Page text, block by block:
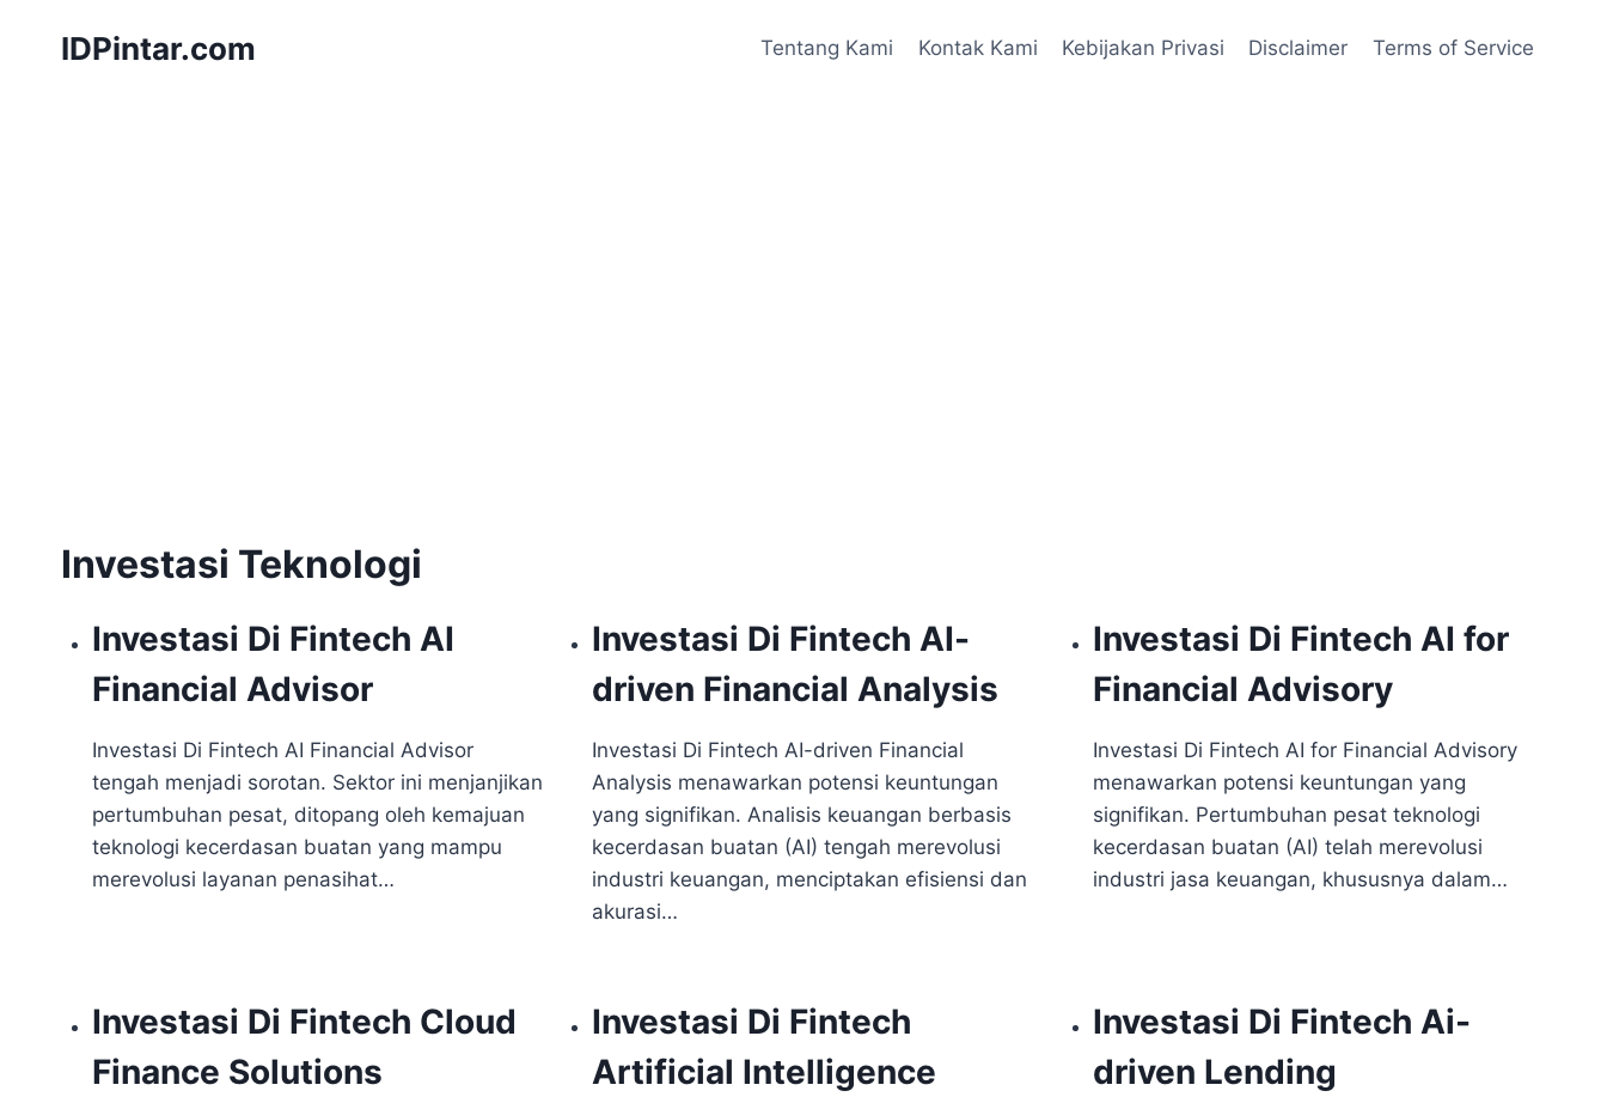
IDPintar.com Tentang Kami Kontak Kami Kebijakan Privasi Disclaimer Terms of Service
Investasi Teknologi
Investasi Di Fintech AI
Financial Advisor
Investasi Di Fintech AI Financial Advisor
tengah menjadi sorotan. Sektor ini menjanjikan
pertumbuhan pesat, ditopang oleh kemajuan
teknologi kecerdasan buatan yang mampu
merevolusi layanan penasihat…
Investasi Di Fintech AI-
driven Financial Analysis
Investasi Di Fintech AI-driven Financial
Analysis menawarkan potensi keuntungan
yang signifikan. Analisis keuangan berbasis
kecerdasan buatan (AI) tengah merevolusi
industri keuangan, menciptakan efisiensi dan
akurasi…
Investasi Di Fintech AI for
Financial Advisory
Investasi Di Fintech AI for Financial Advisory
menawarkan potensi keuntungan yang
signifikan. Pertumbuhan pesat teknologi
kecerdasan buatan (AI) telah merevolusi
industri jasa keuangan, khususnya dalam…
Investasi Di Fintech Cloud
Finance Solutions
Investasi Di Fintech
Artificial Intelligence
Investasi Di Fintech Ai-
driven Lending